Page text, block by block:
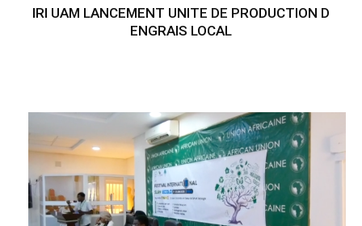
IRI UAM LANCEMENT UNITE DE PRODUCTION D
ENGRAIS LOCAL